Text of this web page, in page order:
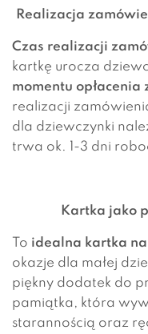
Realizacja
Czas realizacji
kartkę urocza
momentu opłacenia
realizacji
dla dziewczynki
trwa ok. 1-3 dni
Kartka jako
To idealna kartka
okazje dla małej
piękny dodatek do
pamiątka, która
starannością oraz